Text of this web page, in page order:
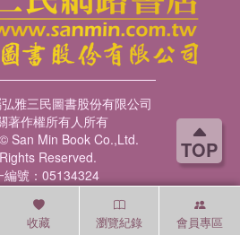
TOP
收藏 瀏覽紀錄 會員專區
雅三民圖書股份有限公司
著作權所有人所有
San Min Book Co.,Ltd.
Reserved.
編號：05134324